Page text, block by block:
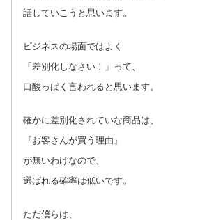
話していこうと思います。
ビジネスの場面ではよく
「差別化しなさい！」って、
口酸っぱく言われると思います。
確かに差別化されていな商品は、
『お客さんが買う理由』
が無いわけなので、
選ばれる確率は低いです。
ただ僕らは、